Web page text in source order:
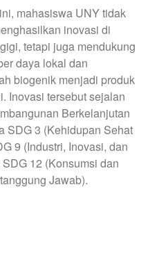
mahasiswa UNY tidak
inovasi di
tetapi juga mendukung
daya lokal dan
biogenik menjadi produk
Inovasi tersebut sejalan
Berkelanjutan
SDG 3 (Kehidupan Sehat
9 (Industri, Inovasi, dan
12 (Konsumsi dan
Jawab).